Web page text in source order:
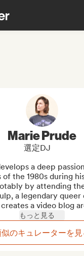
Marie Prude
選定DJ
a deep
the 1980s during
by attending
a legendary queer
a video blog
もっと見る
のキュレーターを見